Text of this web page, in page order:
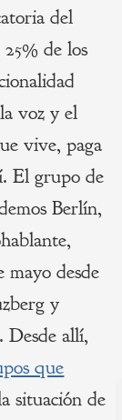
del
de los
voz y el
vive, paga
El grupo de
Berlín,
mayo desde
y
Desde allí,
que
situación de